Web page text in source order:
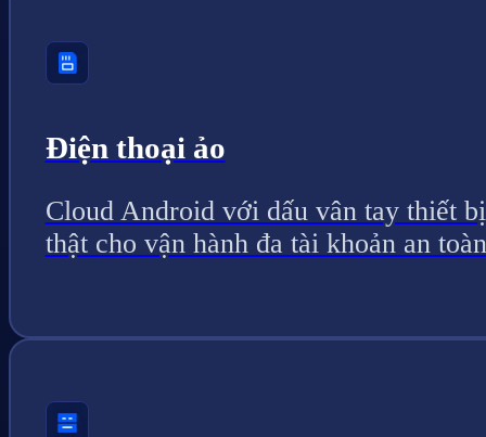
Điện thoại ảo
Cloud Android với dấu vân tay thiết bị
thật cho vận hành đa tài khoản an